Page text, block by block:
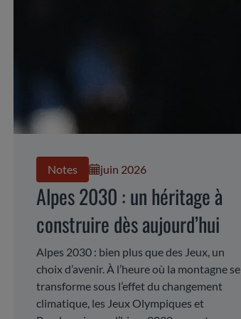
Notes juin 2026
Alpes 2030 : un héritage à
construire dès aujourd’hui
Alpes 2030 : bien plus que des Jeux, un
choix d’avenir. À l’heure où la montagne se
transforme sous l’effet du changement
climatique, les Jeux Olympiques et